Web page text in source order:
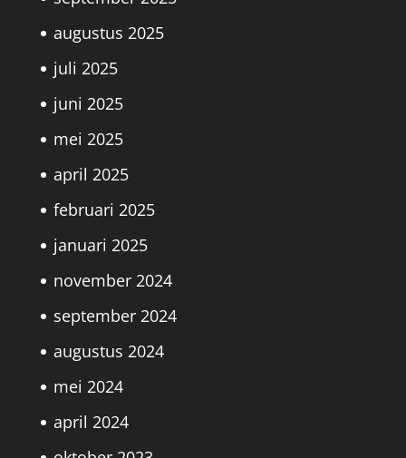
augustus 2025
juli 2025
juni 2025
mei 2025
april 2025
februari 2025
januari 2025
november 2024
september 2024
augustus 2024
mei 2024
april 2024